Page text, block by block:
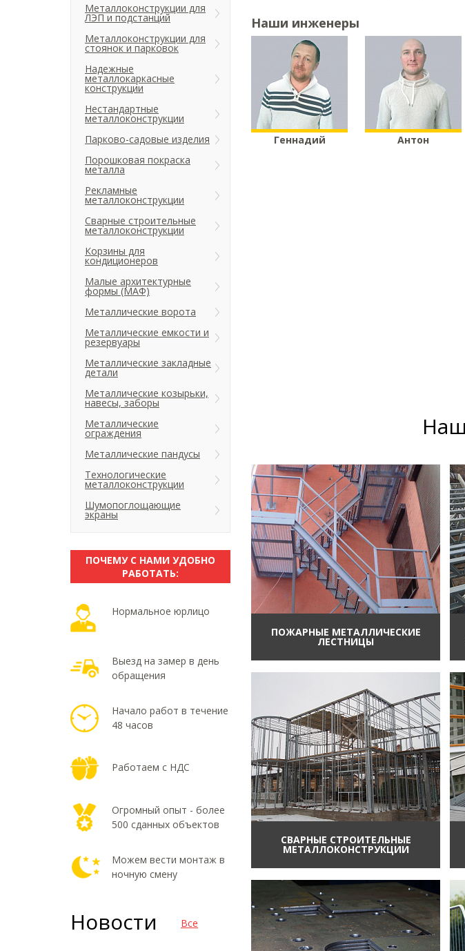
Наши инженеры
Геннадий Антон
ПОЖАРНЫЕ МЕТАЛЛИЧЕСКИЕ
ЛЕСТНИЦЫ
СВАРНЫЕ СТРОИТЕЛЬНЫЕ
МЕТАЛЛОКОНСТРУКЦИИ
Металлоконструкции для
ЛЭП и подстанций
Металлоконструкции для
стоянок и парковок
Надежные
металлокаркасные
конструкции
Нестандартные
металлоконструкции
Парково-садовые изделия
Порошковая покраска
металла
Рекламные
металлоконструкции
Сварные строительные
металлоконструкции
Корзины для
кондиционеров
Малые архитектурные
формы (МАФ)
Металлические ворота
Металлические емкости и
резервуары
Металлические закладные
детали
Металлические козырьки,
навесы, заборы
Металлические
ограждения
Металлические пандусы
Технологические
металлоконструкции
Шумопоглощающие
экраны
ПОЧЕМУ С НАМИ УДОБНО
РАБОТАТЬ:
Нормальное юрлицо
Выезд на замер в день
обращения
Начало работ в течение
48 часов
Работаем с НДС
Огромный опыт - более
500 сданных объектов
Можем вести монтаж в
ночную смену
Новости Все